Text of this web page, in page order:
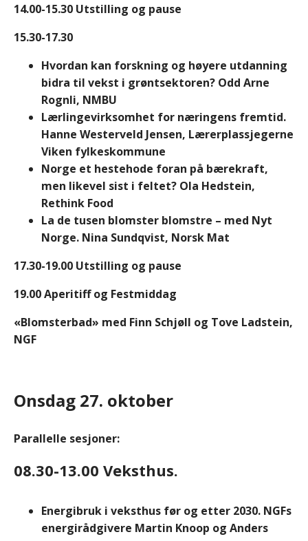
14.00-15.30 Utstilling og pause
15.30-17.30
Hvordan kan forskning og høyere utdanning
bidra til vekst i grøntsektoren? Odd Arne
Rognli, NMBU
Lærlingevirksomhet for næringens fremtid.
Hanne Westerveld Jensen, Lærerplassjegerne
Viken fylkeskommune
Norge et hestehode foran på bærekraft,
men likevel sist i feltet? Ola Hedstein,
Rethink Food
La de tusen blomster blomstre – med Nyt
Norge. Nina Sundqvist, Norsk Mat
17.30-19.00 Utstilling og pause
19.00 Aperitiff og Festmiddag
«Blomsterbad» med Finn Schjøll og Tove Ladstein,
NGF
Onsdag 27. oktober
Parallelle sesjoner:
08.30-13.00 Veksthus.
Energibruk i veksthus før og etter 2030. NGFs
energirådgivere Martin Knoop og Anders